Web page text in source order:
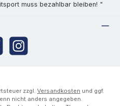
muss bezahlbar bleiben! "
Instagram
zzgl. Versandkosten und ggf.
nicht anders angegeben.